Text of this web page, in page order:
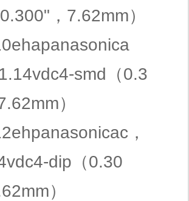
，7.62mm）
smd（0.3
）
，
dip（0.30
）